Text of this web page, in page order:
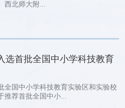
西北师大附...
选首批全国中小学科技教育
全国中小学科技教育实验区和实验校
推荐首批全国中小...